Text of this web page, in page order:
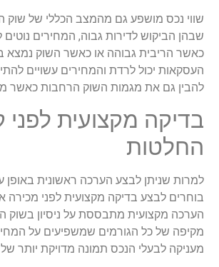
שווי נכס מושפע גם מהמצב הכללי של שוק
שבהן הביקוש לדירות גבוה, המחירים
כאשר הריבית גבוהה או כאשר השוק נמצא
העסקאות יכול לרדת והמחירים עשויים
להבין גם את מגמות השוק הרחבות כאשר
בדיקה מקצועית
החלטות
למרות שניתן לבצע הערכה ראשונית באופן
בוחרים לבצע בדיקה מקצועית לפני מכירה
הערכה מקצועית מתבססת על ניסיון בשוק
מקיפה של כל הגורמים שמשפיעים על
מעניקה לבעלי הנכס תמונה מדויקת יותר